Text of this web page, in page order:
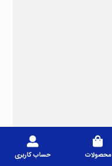
محصولات حساب کاربری